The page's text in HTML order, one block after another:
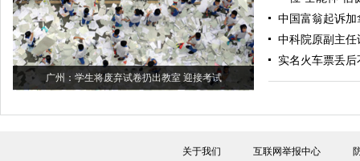
广州：学生将废弃试卷扔出教室 迎接考试
中国富翁起诉
中科院原副主
实名火车票丢
关于我们 互联网举报中心